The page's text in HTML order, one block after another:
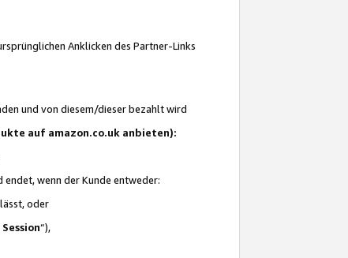
Anklicken des Partner-Links
und von diesem/dieser bezahlt wird
auf amazon.co.uk anbieten):
wenn der Kunde entweder:
oder
“),